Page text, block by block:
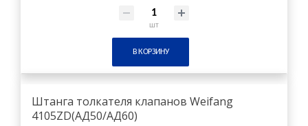
шт
В КОРЗИНУ
Штанга толкателя клапанов Weifang
4105ZD(АД50/АД60)